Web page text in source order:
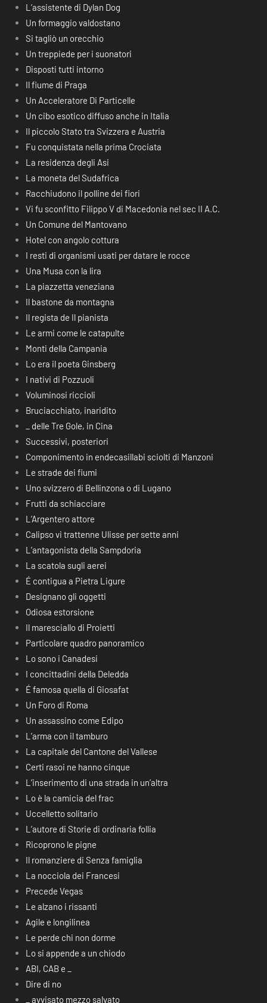
L’assistente di Dylan Dog
Un formaggio valdostano
Si tagliò un orecchio
Un treppiede per i suonatori
Disposti tutti intorno
Il fiume di Praga
Un Acceleratore Di Particelle
Un cibo esotico diffuso anche in Italia
Il piccolo Stato tra Svizzera e Austria
Fu conquistata nella prima Crociata
La residenza degli Asi
La moneta del Sudafrica
Racchiudono il polline dei fiori
Vi fu sconfitto Filippo V di Macedonia nel sec II A.C.
Un Comune del Mantovano
Hotel con angolo cottura
I resti di organismi usati per datare le rocce
Una Musa con la lira
La piazzetta veneziana
Il bastone da montagna
Il regista de Il pianista
Le armi come le catapulte
Monti della Campania
Lo era il poeta Ginsberg
I nativi di Pozzuoli
Voluminosi riccioli
Bruciacchiato, inaridito
_ delle Tre Gole, in Cina
Successivi, posteriori
Componimento in endecasillabi sciolti di Manzoni
Le strade dei fiumi
Uno svizzero di Bellinzona o di Lugano
Frutti da schiacciare
L’Argentero attore
Calipso vi trattenne Ulisse per sette anni
L’antagonista della Sampdoria
La scatola sugli aerei
É contigua a Pietra Ligure
Designano gli oggetti
Odiosa estorsione
Il maresciallo di Proietti
Particolare quadro panoramico
Lo sono i Canadesi
I concittadini della Deledda
É famosa quella di Giosafat
Un Foro di Roma
Un assassino come Edipo
L’arma con il tamburo
La capitale del Cantone del Vallese
Certi rasoi ne hanno cinque
L’inserimento di una strada in un’altra
Lo è la camicia del frac
Uccelletto solitario
L’autore di Storie di ordinaria follia
Ricoprono le pigne
Il romanziere di Senza famiglia
La nocciola dei Francesi
Precede Vegas
Le alzano i rissanti
Agile e longilinea
Le perde chi non dorme
Lo si appende a un chiodo
ABI, CAB e _
Dire di no
_ avvisato mezzo salvato